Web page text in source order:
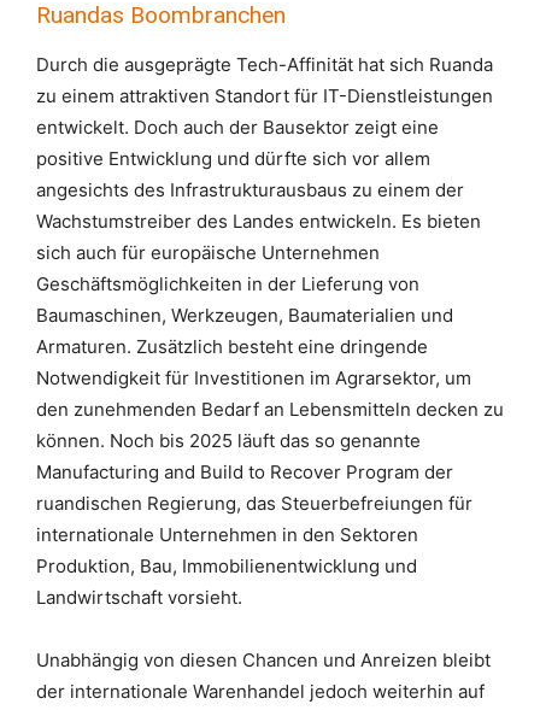
Ruandas Boombranchen
Durch die ausgeprägte Tech-Affinität hat sich Ruanda
zu einem attraktiven Standort für IT-Dienstleistungen
entwickelt. Doch auch der Bausektor zeigt eine
positive Entwicklung und dürfte sich vor allem
angesichts des Infrastrukturausbaus zu einem der
Wachstumstreiber des Landes entwickeln. Es bieten
sich auch für europäische Unternehmen
Geschäftsmöglichkeiten in der Lieferung von
Baumaschinen, Werkzeugen, Baumaterialien und
Armaturen. Zusätzlich besteht eine dringende
Notwendigkeit für Investitionen im Agrarsektor, um
den zunehmenden Bedarf an Lebensmitteln decken zu
können. Noch bis 2025 läuft das so genannte
Manufacturing and Build to Recover Program der
ruandischen Regierung, das Steuerbefreiungen für
internationale Unternehmen in den Sektoren
Produktion, Bau, Immobilienentwicklung und
Landwirtschaft vorsieht.
Unabhängig von diesen Chancen und Anreizen bleibt
der internationale Warenhandel jedoch weiterhin auf